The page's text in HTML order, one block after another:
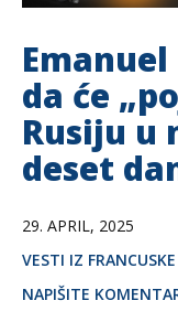
da će
Rusiju u
deset
29. APRIL, 2025
VESTI IZ FRANCUSKE
NAPIŠITE